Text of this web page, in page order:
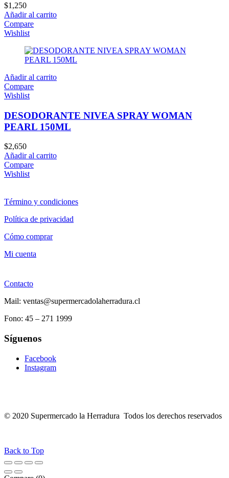
$1,250
Añadir al carrito
Compare
Wishlist
Añadir al carrito
Compare
Wishlist
DESODORANTE NIVEA SPRAY WOMAN
PEARL 150ML
$2,650
Añadir al carrito
Compare
Wishlist
Término y condiciones
Política de privacidad
Cómo comprar
Mi cuenta
Contacto
Mail: ventas@supermercadolaherradura.cl
Fono: 45 – 271 1999
Síguenos
Facebook
Instagram
© 2020 Supermercado la Herradura Todos los derechos reservados
Back to Top